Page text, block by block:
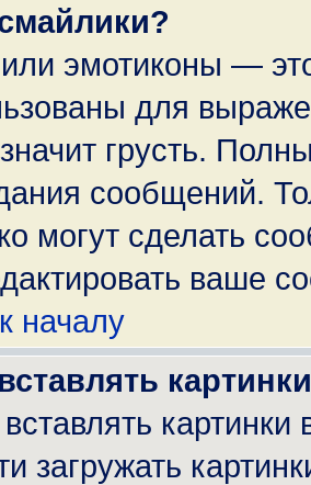
эмотиконы —
для
грусть.
сообщений.
могут сделать
ваше
началу
загружать